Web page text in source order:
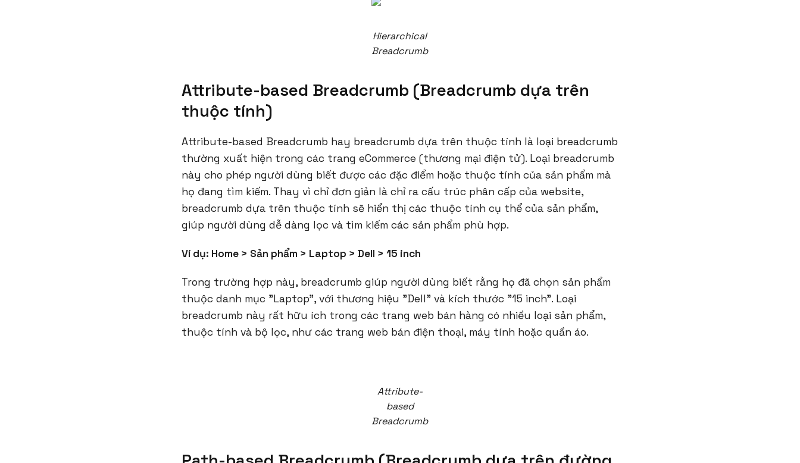
Hierarchical
Breadcrumb
Attribute-based Breadcrumb (Breadcrumb dựa trên
thuộc tính)
Attribute-based Breadcrumb hay breadcrumb dựa trên thuộc tính là loại breadcrumb
thường xuất hiện trong các trang eCommerce (thương mại điện tử). Loại breadcrumb
này cho phép người dùng biết được các đặc điểm hoặc thuộc tính của sản phẩm mà
họ đang tìm kiếm. Thay vì chỉ đơn giản là chỉ ra cấu trúc phân cấp của website,
breadcrumb dựa trên thuộc tính sẽ hiển thị các thuộc tính cụ thể của sản phẩm,
giúp người dùng dễ dàng lọc và tìm kiếm các sản phẩm phù hợp.
Ví dụ: Home > Sản phẩm > Laptop > Dell > 15 inch
Trong trường hợp này, breadcrumb giúp người dùng biết rằng họ đã chọn sản phẩm
thuộc danh mục "Laptop", với thương hiệu "Dell" và kích thước "15 inch". Loại
breadcrumb này rất hữu ích trong các trang web bán hàng có nhiều loại sản phẩm,
thuộc tính và bộ lọc, như các trang web bán điện thoại, máy tính hoặc quần áo.
Attribute-
based
Breadcrumb